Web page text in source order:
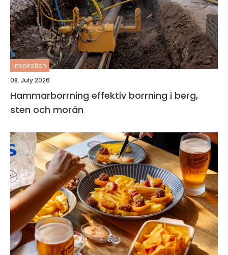
inspiration
08. July 2026
Hammarborrning effektiv borrning i berg,
sten och morän